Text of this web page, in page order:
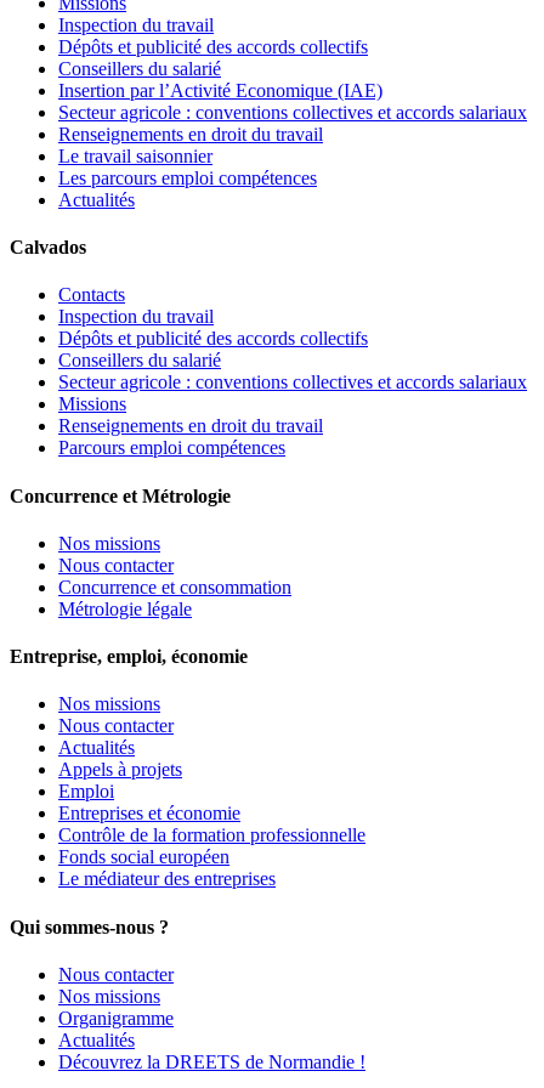
Inspection du travail
Dépôts et publicité des accords collectifs
Conseillers du salarié
Insertion par l’Activité Economique (IAE)
Secteur agricole : conventions collectives et accords salariaux
Renseignements en droit du travail
Le travail saisonnier
Les parcours emploi compétences
Actualités
Calvados
Contacts
Inspection du travail
Dépôts et publicité des accords collectifs
Conseillers du salarié
Secteur agricole : conventions collectives et accords salariaux
Missions
Renseignements en droit du travail
Parcours emploi compétences
Concurrence et Métrologie
Nos missions
Nous contacter
Concurrence et consommation
Métrologie légale
Entreprise, emploi, économie
Nos missions
Nous contacter
Actualités
Appels à projets
Emploi
Entreprises et économie
Contrôle de la formation professionnelle
Fonds social européen
Le médiateur des entreprises
Qui sommes-nous ?
Nous contacter
Nos missions
Organigramme
Actualités
Découvrez la DREETS de Normandie !